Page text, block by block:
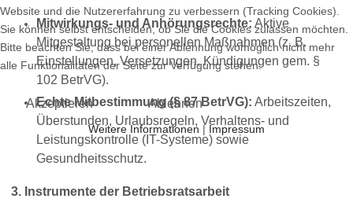
Mitwirkungs- und Anhörungsrechte: Aktive
Mitgestaltung bei personellen Maßnahmen (z. B.
Einstellungen, Versetzungen, Kündigungen gem. §
102 BetrVG).
Echte Mitbestimmung (§ 87 BetrVG): Arbeitszeiten,
Überstunden, Urlaubsregeln, Verhaltens- und
Leistungskontrolle (IT-Systeme) sowie
Gesundheitsschutz.
3. Instrumente der Betriebsratsarbeit
Website und die Nutzererfahrung zu verbessern (Tracking Cookies).
Sie können selbst entscheiden, ob Sie die Cookies zulassen möchten.
Bitte beachten Sie, dass bei einer Ablehnung womöglich nicht mehr
alle Funktionalitäten der Seite zur Verfügung stehen.
Akzeptieren Ablehnen
Weitere Informationen | Impressum